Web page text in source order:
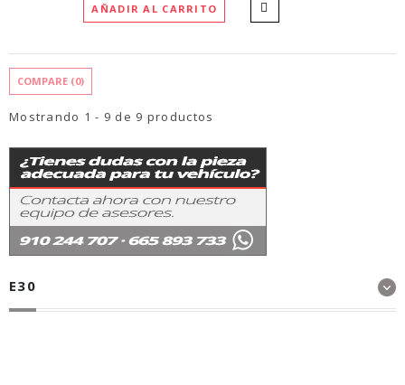
AÑADIR AL CARRITO
COMPARE (0)
Mostrando 1 - 9 de 9 productos
E30